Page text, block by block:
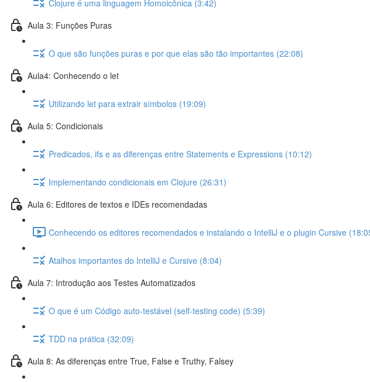
Clojure é uma linguagem Homoicônica (3:42)
Aula 3: Funções Puras
O que são funções puras e por que elas são tão importantes (22:08)
Aula4: Conhecendo o let
Utilizando let para extrair símbolos (19:09)
Aula 5: Condicionais
Predicados, ifs e as diferenças entre Statements e Expressions (10:12)
Implementando condicionais em Clojure (26:31)
Aula 6: Editores de textos e IDEs recomendadas
Conhecendo os editores recomendados e instalando o IntelliJ e o plugin Cursive
Atalhos importantes do IntelliJ e Cursive (8:04)
Aula 7: Introdução aos Testes Automatizados
O que é um Código auto-testável (self-testing code) (5:39)
TDD na prática (32:09)
Aula 8: As diferenças entre True, False e Truthy, Falsey